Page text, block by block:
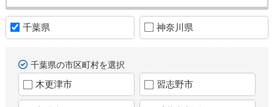
千葉県 神奈川県
千葉県の市区町村を選択
木更津市 習志野市